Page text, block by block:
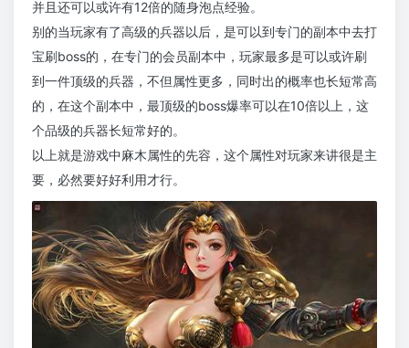
并且还可以或许有12倍的随身泡点经验。
别的当玩家有了高级的兵器以后，是可以到专门的副本中去打
宝刷boss的，在专门的会员副本中，玩家最多是可以或许刷
到一件顶级的兵器，不但属性更多，同时出的概率也长短常高
的，在这个副本中，最顶级的boss爆率可以在10倍以上，这
个品级的兵器长短常好的。
以上就是游戏中麻木属性的先容，这个属性对玩家来讲很是主
要，必然要好好利用才行。